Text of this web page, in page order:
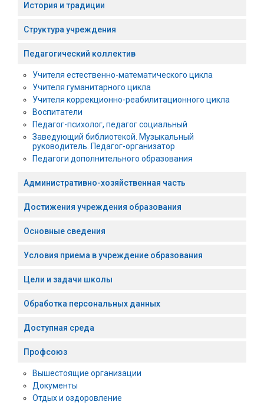
История и традиции
Структура учреждения
Педагогический коллектив
Учителя естественно-математического цикла
Учителя гуманитарного цикла
Учителя коррекционно-реабилитационного цикла
Воспитатели
Педагог-психолог, педагог социальный
Заведующий библиотекой. Музыкальный
руководитель. Педагог-организатор
Педагоги дополнительного образования
Административно-хозяйственная часть
Достижения учреждения образования
Основные сведения
Условия приема в учреждение образования
Цели и задачи школы
Обработка персональных данных
Доступная среда
Профсоюз
Вышестоящие организации
Документы
Отдых и оздоровление